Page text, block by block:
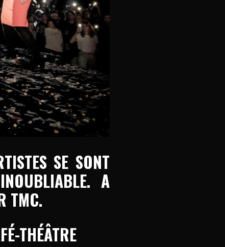
SE SONT
A
TMC.
THÉÂTRE